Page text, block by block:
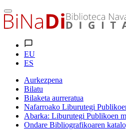
EU
ES
Aurkezpena
Bilatu
Bilaketa aurreratua
Nafarroako Liburutegi
Abarka: Liburutegi Publikoen
Ondare Bibliografikoaren